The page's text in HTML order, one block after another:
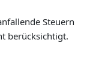
Steuern
berücksichtigt.